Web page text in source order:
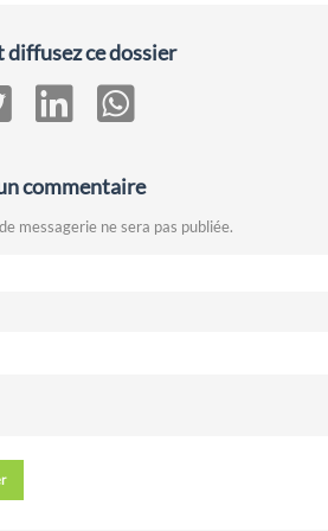
diffusez ce dossier
commentaire
messagerie ne sera pas publiée.